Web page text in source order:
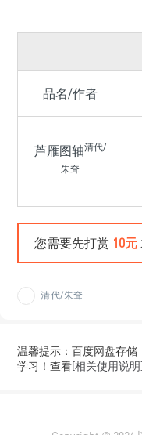
品名/作者
芦雁图轴清代/
朱耷
您需要先打赏 10元
清代/朱耷
温馨提示：百度网盘存
学习！查看[相关使用说明]